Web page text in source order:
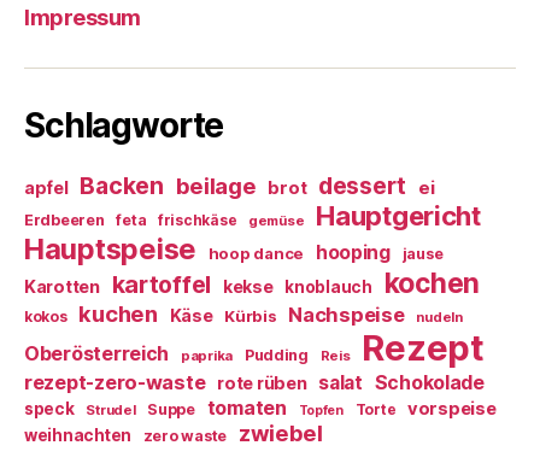
Impressum
Schlagworte
apfel Backen beilage brot dessert ei
Erdbeeren feta frischkäse gemüse Hauptgericht
Hauptspeise hoop dance hooping jause
Karotten kartoffel kekse knoblauch kochen
kokos kuchen Käse Kürbis Nachspeise nudeln
Oberösterreich paprika Pudding Reis Rezept
rezept-zero-waste rote rüben salat Schokolade
speck Strudel Suppe tomaten Topfen Torte vorspeise
weihnachten zero waste zwiebel